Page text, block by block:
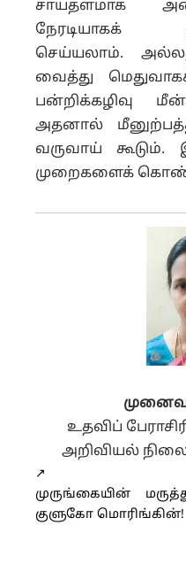
சாய்தளமாக
நேரடியாகக்
செய்யலாம்.
வைத்து
பன்றிக்கழிவு
அதனால்
வருவாய் கூடும்.
முறைகளைக்
உதவிப்
அறிவியல்
↗️
முருங்கையின்
குளுகோ மொரிங்கின்!